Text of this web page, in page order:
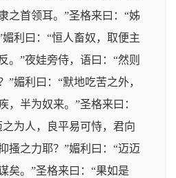
之首领耳。”圣格来曰：“姊
利曰：“恒人畜奴，取便主
。”夜娃旁侍，语曰：“然则
”媚利曰：“默地吃苦之外，
，半为奴来。”圣格来曰：
为人，良平易可恃，君向
搔之力耶？”媚利曰：“迈迈
矣。”圣格来曰：“果如是